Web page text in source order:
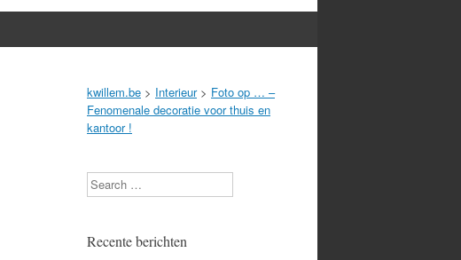
kwillem.be > Interieur> Foto op … –
Fenomenale decoratie voor thuis en
kantoor !
Search
Recente berichten